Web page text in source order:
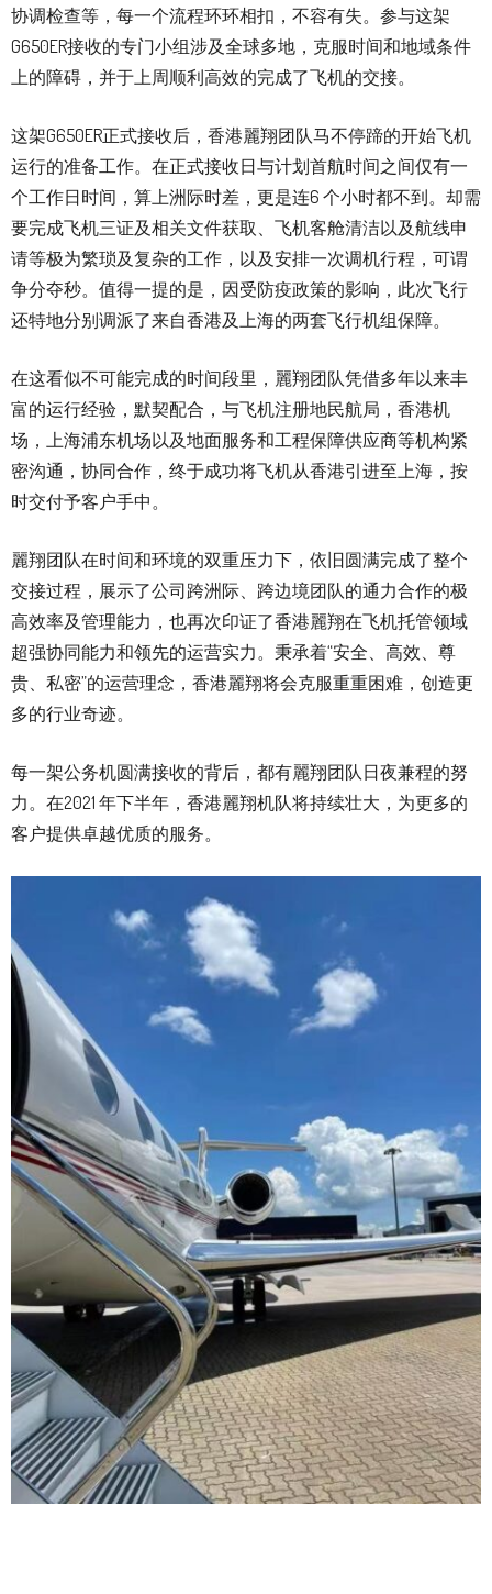
协调检查等，每一个流程环环相扣，不容有失。参与这架
G650ER接收的专门小组涉及全球多地，克服时间和地域条件
上的障碍，并于上周顺利高效的完成了飞机的交接。
这架G650ER正式接收后，香港麗翔团队马不停蹄的开始飞机
运行的准备工作。在正式接收日与计划首航时间之间仅有一
个工作日时间，算上洲际时差，更是连6 个小时都不到。却需
要完成飞机三证及相关文件获取、飞机客舱清洁以及航线申
请等极为繁琐及复杂的工作，以及安排一次调机行程，可谓
争分夺秒。值得一提的是，因受防疫政策的影响，此次飞行
还特地分别调派了来自香港及上海的两套飞行机组保障。
在这看似不可能完成的时间段里，麗翔团队凭借多年以来丰
富的运行经验，默契配合，与飞机注册地民航局，香港机
场，上海浦东机场以及地面服务和工程保障供应商等机构紧
密沟通，协同合作，终于成功将飞机从香港引进至上海，按
时交付予客户手中。
麗翔团队在时间和环境的双重压力下，依旧圆满完成了整个
交接过程，展示了公司跨洲际、跨边境团队的通力合作的极
高效率及管理能力，也再次印证了香港麗翔在飞机托管领域
超强协同能力和领先的运营实力。秉承着“安全、高效、尊
贵、私密”的运营理念，香港麗翔将会克服重重困难，创造更
多的行业奇迹。
每一架公务机圆满接收的背后，都有麗翔团队日夜兼程的努
力。在2021 年下半年，香港麗翔机队将持续壮大，为更多的
客户提供卓越优质的服务。